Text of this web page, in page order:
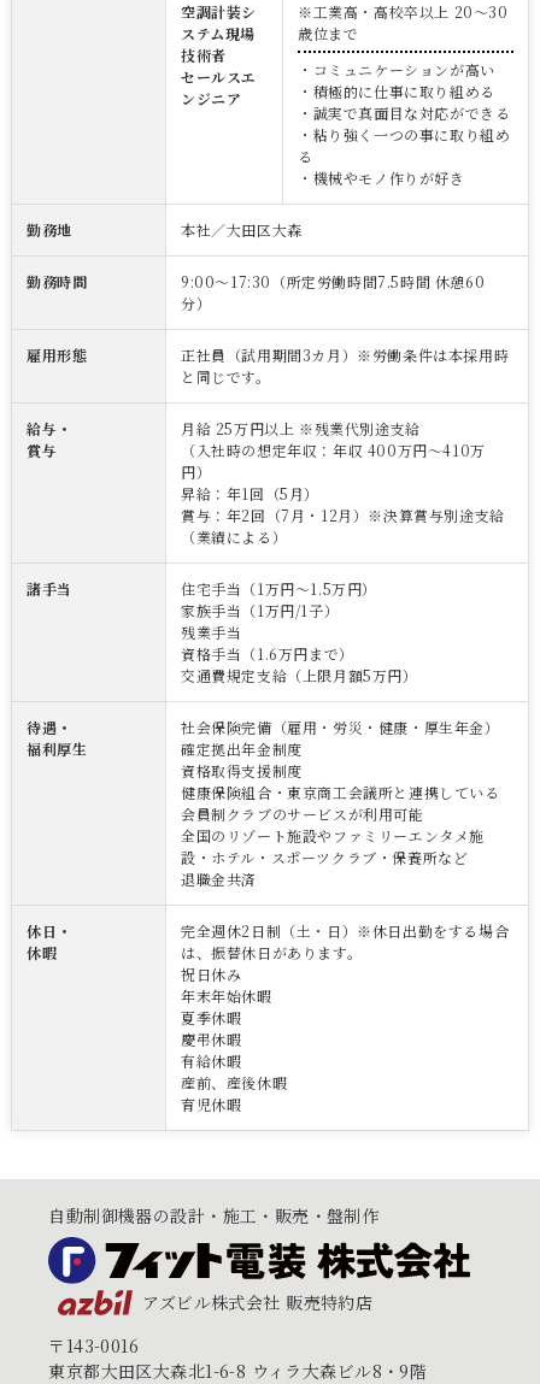
空調計装シ
ステム現場
技術者
セールスエ
ンジニア
※工業高・高校卒以上 20～30
歳位まで
・コミュニケーションが高い
・積極的に仕事に取り組める
・誠実で真面目な対応ができる
・粘り強く一つの事に取り組め
る
・機械やモノ作りが好き
勤務地 本社／大田区大森
勤務時間
9:00～17:30（所定労働時間7.5時間 休憩60
分）
雇用形態
正社員（試用期間3カ月）※労働条件は本採用時
と同じです。
給与・
賞与
月給 25万円以上 ※残業代別途支給
（入社時の想定年収：年収 400万円～410万
円）
昇給：年1回（5月）
賞与：年2回（7月・12月）※決算賞与別途支給
（業績による）
諸手当
住宅手当（1万円～1.5万円）
家族手当（1万円/1子）
残業手当
資格手当（1.6万円まで）
交通費規定支給（上限月額5万円）
待遇・
福利厚生
社会保険完備（雇用・労災・健康・厚生年金）
確定拠出年金制度
資格取得支援制度
健康保険組合・東京商工会議所と連携している
会員制クラブのサービスが利用可能
全国のリゾート施設やファミリーエンタメ施
設・ホテル・スポーツクラブ・保養所など
退職金共済
休日・
休暇
完全週休2日制（土・日）※休日出勤をする場合
は、振替休日があります。
祝日休み
年末年始休暇
夏季休暇
慶弔休暇
有給休暇
産前、産後休暇
育児休暇
自動制御機器の設計・施工・販売・盤制作
アズビル株式会社 販売特約店
〒143-0016
東京都大田区大森北1-6-8 ウィラ大森ビル8・9階